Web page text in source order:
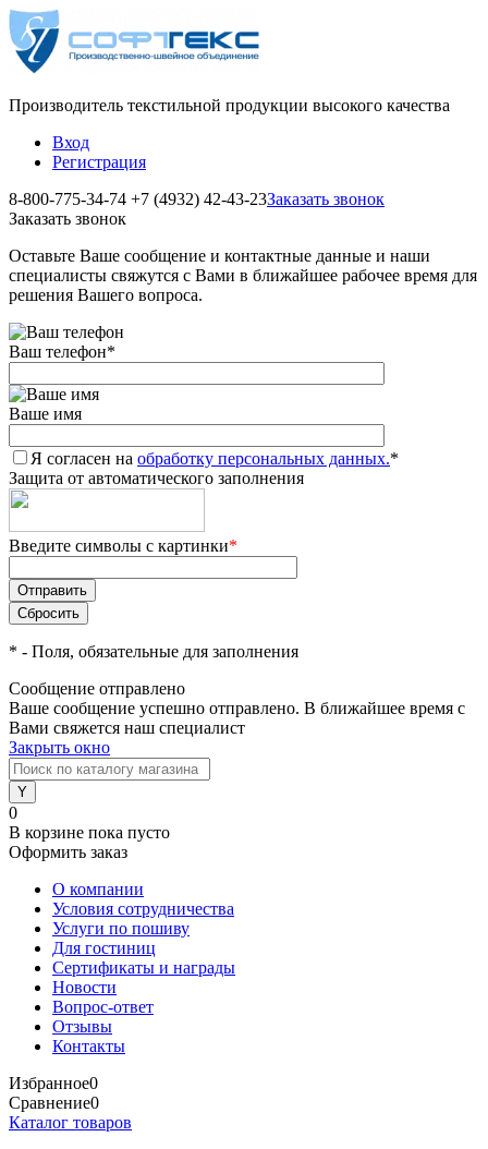
Производитель текстильной продукции высокого качества
Вход
Регистрация
8-800-775-34-74 +7 (4932) 42-43-23Заказать звонок
Заказать звонок
Оставьте Ваше сообщение и контактные данные и наши
специалисты свяжутся с Вами в ближайшее рабочее время для
решения Вашего вопроса.
Ваш телефон*
Ваше имя
Я согласен на обработку персональных данных.*
Защита от автоматического заполнения
Введите символы с картинки*
* - Поля, обязательные для заполнения
Сообщение отправлено
Ваше сообщение успешно отправлено. В ближайшее время с
Вами свяжется наш специалист
Закрыть окно
0
В корзине пока пусто
Оформить заказ
О компании
Условия сотрудничества
Услуги по пошиву
Для гостиниц
Сертификаты и награды
Новости
Вопрос-ответ
Отзывы
Контакты
Избранное0
Сравнение0
Каталог товаров